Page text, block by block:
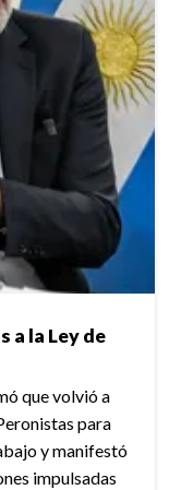
a la Ley de
que volvió a
para
y manifestó
impulsadas